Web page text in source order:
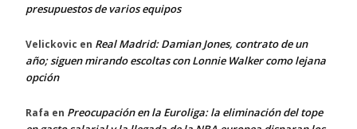
presupuestos de varios equipos
Velickovic en Real Madrid: Damian Jones, contrato de un
año; siguen mirando escoltas con Lonnie Walker como lejana
opción
Rafa en Preocupación en la Euroliga: la eliminación del tope